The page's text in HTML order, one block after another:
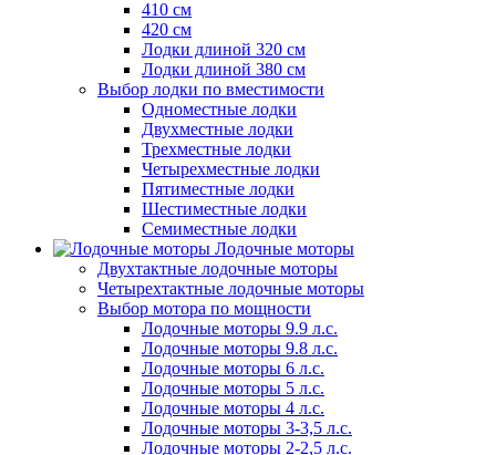
410 см
420 см
Лодки длиной 320 см
Лодки длиной 380 см
Выбор лодки по вместимости
Одноместные лодки
Двухместные лодки
Трехместные лодки
Четырехместные лодки
Пятиместные лодки
Шестиместные лодки
Семиместные лодки
Лодочные моторы
Двухтактные лодочные моторы
Четырехтактные лодочные моторы
Выбор мотора по мощности
Лодочные моторы 9.9 л.с.
Лодочные моторы 9.8 л.с.
Лодочные моторы 6 л.с.
Лодочные моторы 5 л.с.
Лодочные моторы 4 л.с.
Лодочные моторы 3-3,5 л.с.
Лодочные моторы 2-2,5 л.с.